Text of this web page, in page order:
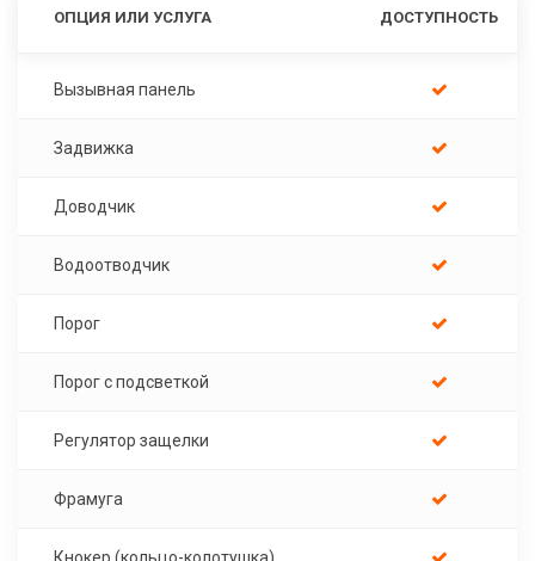
ОПЦИЯ ИЛИ УСЛУГА ДОСТУПНОСТЬ
Вызывная панель
Задвижка
Доводчик
Водоотводчик
Порог
Порог с подсветкой
Регулятор защелки
Фрамуга
Кнокер (кольцо-колотушка)